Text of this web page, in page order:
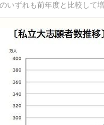
いずれも前年度と比較して